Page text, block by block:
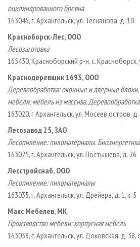
оцилиндрованного бревна
163045, г. Архангельск, ул. Теснанова, д. 10
Красноборск-Лес, ООО
Лесозаготовка
165430, Красноборский р-н, с. Красноборск,
Краснодеревщик 1693, ООО
Деревообработка: оконные и дверные
мебели: мебель из массива.
163020, г Архангельск, ул. Мосеев остров, д.
Лесозавод 25, ЗАО
Лесопиление: пиломатериалы.
163025, г. Архангельск, ул. Постышева, д. 26
Лесстройснаб, ООО
Лесопиление: пиломатериалы
163035, г. Архангельск, ул. Дрейера, д. 1, к. 5
Макс Мебелев, МК
Производство мебели: корпусная мебель
163038, г. Архангельск, ул. Доковская, д. 38,